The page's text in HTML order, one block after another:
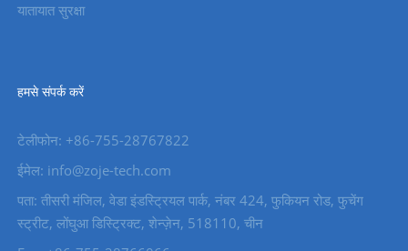
यातायात सुरक्षा
हमसे संपर्क करें
टेलीफोन: +86-755-28767822
ईमेल: info@zoje-tech.com
पता: तीसरी मंजिल, वेडा इंडस्ट्रियल पार्क, नंबर 424, फुकियन रोड, फुचेंग
स्ट्रीट, लोंघुआ डिस्ट्रिक्ट, शेन्ज़ेन, 518110, चीन